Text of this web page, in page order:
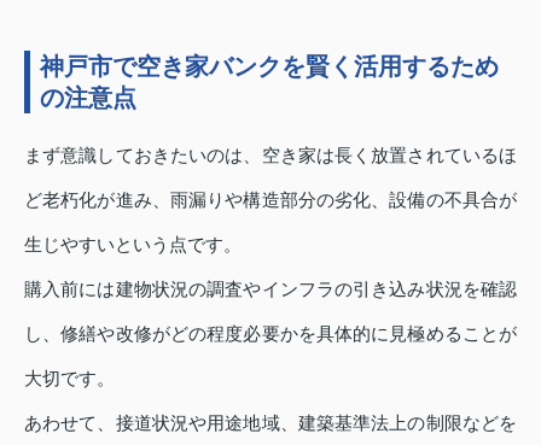
神戸市で空き家バンクを賢く活用するため
の注意点
まず意識しておきたいのは、空き家は長く放置されているほ
ど老朽化が進み、雨漏りや構造部分の劣化、設備の不具合が
生じやすいという点です。
購入前には建物状況の調査やインフラの引き込み状況を確認
し、修繕や改修がどの程度必要かを具体的に見極めることが
大切です。
あわせて、接道状況や用途地域、建築基準法上の制限などを